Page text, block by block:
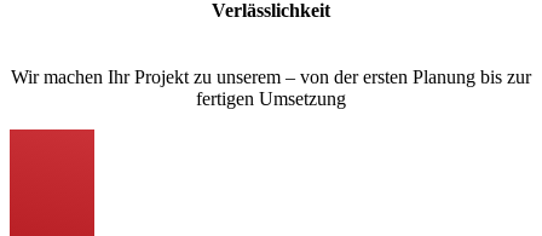
Verlässlichkeit
Wir machen Ihr Projekt zu unserem – von der ersten Planung bis zur
fertigen Umsetzung